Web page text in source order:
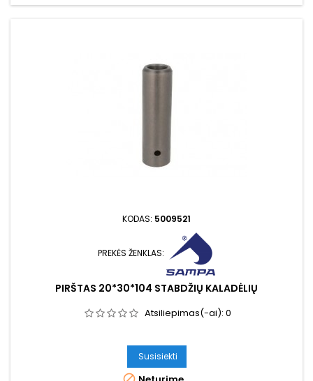
KODAS: 5009521
PREKĖS ŽENKLAS:
PIRŠTAS 20*30*104 STABDŽIŲ KALADĖLIŲ
Atsiliepimas(-ai): 0
Susisiekti